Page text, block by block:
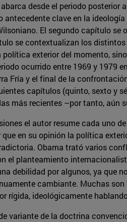
desde el periodo posterior
antecedente clave en la
El segundo capítulo se
se contextualizan los
exterior del momento,
ocurrido entre 1969 y 1979
Fría y el final de la
capítulos (quinto, sexto y
más recientes –por tanto, aún
el autor resume cada uno
en su opinión la política
Obama trató varios
el planteamiento
debilidad por algunos, ya que
cambiante. Muchas son
rígida, ideológicamente
variante de la doctrina